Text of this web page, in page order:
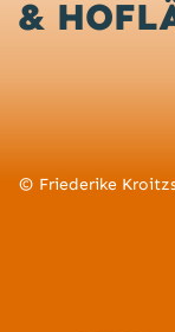
&
Friederike